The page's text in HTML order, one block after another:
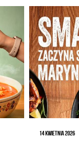
14 KWIETNIA 2026